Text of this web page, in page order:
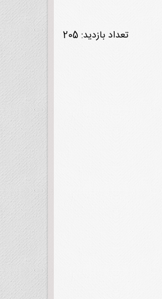
تعداد بازدید: 205